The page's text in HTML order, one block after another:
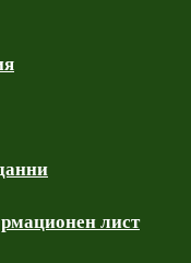
лист